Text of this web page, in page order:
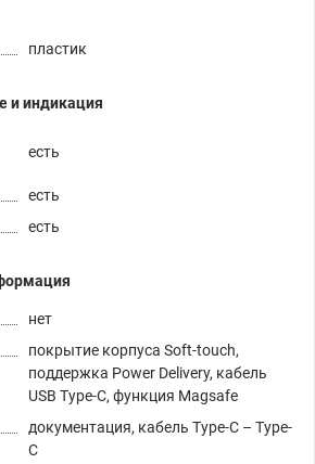
пластик
и индикация
есть
есть
есть
нет
покрытие корпуса Soft-touch,
поддержка Power Delivery, кабель
USB Type-C, функция Magsafe
документация, кабель Type-C – Type-
C